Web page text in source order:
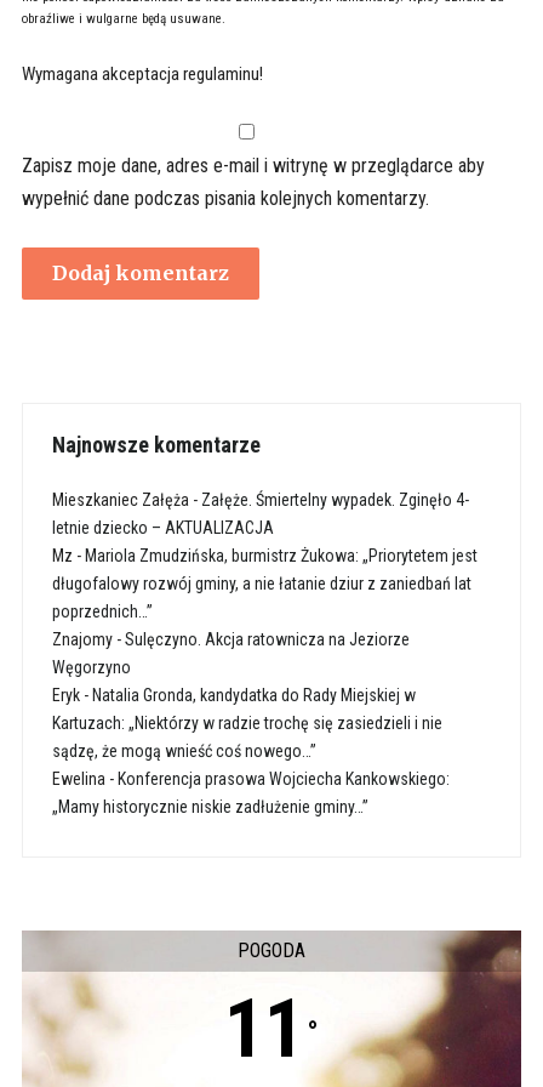
obraźliwe i wulgarne będą usuwane.
Wymagana akceptacja regulaminu!
Zapisz moje dane, adres e-mail i witrynę w przeglądarce aby
wypełnić dane podczas pisania kolejnych komentarzy.
Najnowsze komentarze
Mieszkaniec Załęża - Załęże. Śmiertelny wypadek. Zginęło 4-
letnie dziecko – AKTUALIZACJA
Mz - Mariola Zmudzińska, burmistrz Żukowa: „Priorytetem jest
długofalowy rozwój gminy, a nie łatanie dziur z zaniedbań lat
poprzednich…”
Znajomy-Sulęczyno. Akcja ratownicza na Jeziorze
Węgorzyno
Eryk- Natalia Gronda, kandydatka do Rady Miejskiej w
Kartuzach: „Niektórzy w radzie trochę się zasiedzieli i nie
sądzę, że mogą wnieść coś nowego…”
Ewelina - Konferencja prasowa Wojciecha Kankowskiego:
„Mamy historycznie niskie zadłużenie gminy…”
POGODA
11 °